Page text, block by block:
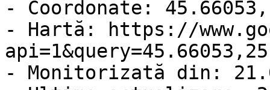
- Coordonate:
- Hartă: https://
- Monitorizată din: